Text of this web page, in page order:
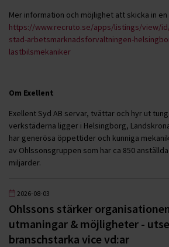
Mer information och möjlighet att skicka in en
https://www.recruto.se/apps/listings/view/
stad-arbetsmarknadsforvaltningen-
lastbilsmekaniker
Om Exellent
Exellent Syd AB servar, tvättar och hyr ut
verkstäderna ligger i Helsingborg,
har generösa öppettider och kunniga
av Ohlssonsgruppen som har ca 850
miljarder.
2026-08-03
Ohlssons stärker
utmaningar & möjligheter -
branschstarka vice vd:ar